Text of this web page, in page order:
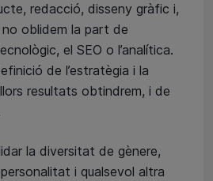
redacció, disseny gràfic i,
oblidem la part de
el SEO o l’analítica.
de l’estratègia i la
resultats obtindrem, i de
la diversitat de gènere,
i qualsevol altra